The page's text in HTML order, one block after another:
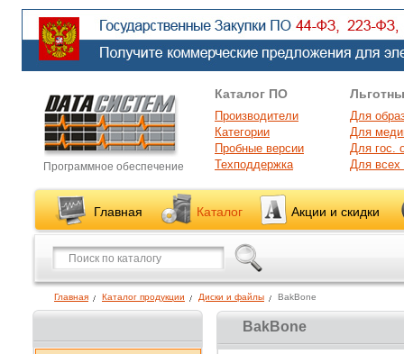
Программное обеспечение
Каталог ПО
Производители
Категории
Пробные версии
Техподдержка
Для
Для
Для гос.
Для
Главная Каталог Акции и скидки
Главная Каталог продукции Диски и файлы BakBone
BakBone